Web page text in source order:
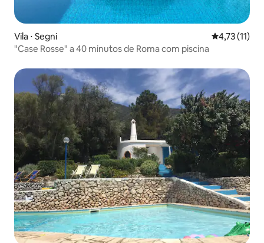
Vila ⋅ Segni 4,73 de uma
4,73 (11)
"Case Rosse" a 40 minutos de Roma com piscina